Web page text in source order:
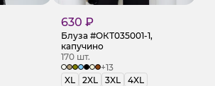
630 ₽
Блуза #ОКТ035001-1,
капучино
170 шт.
+13
XL
2XL 3XL 4XL